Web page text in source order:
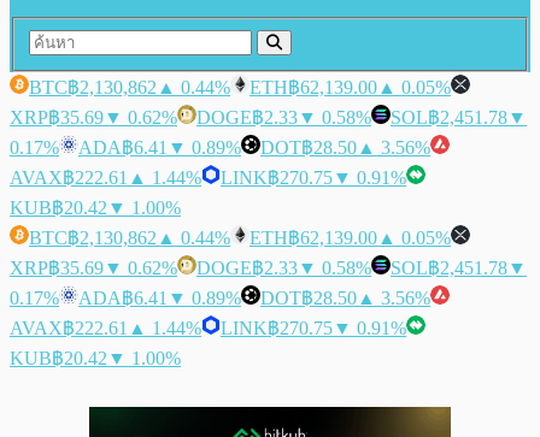
BTC฿2,130,862 ▲ 0.44% ETH฿62,139.00 ▲ 0.05%
XRP฿35.69▼ 0.62% DOGE฿2.33▼ 0.58% SOL฿2,451.78▼
0.17%
ADA฿6.41 ▼ 0.89% DOT฿28.50 ▲ 3.56%
AVAX฿222.61 ▲ 1.44% LINK฿270.75▼ 0.91%
KUB฿20.42 ▼ 1.00%
BTC฿2,130,862 ▲ 0.44% ETH฿62,139.00 ▲ 0.05%
XRP฿35.69▼ 0.62% DOGE฿2.33▼ 0.58% SOL฿2,451.78▼
0.17%
ADA฿6.41 ▼ 0.89% DOT฿28.50 ▲ 3.56%
AVAX฿222.61 ▲ 1.44% LINK฿270.75▼ 0.91%
KUB฿20.42 ▼ 1.00%